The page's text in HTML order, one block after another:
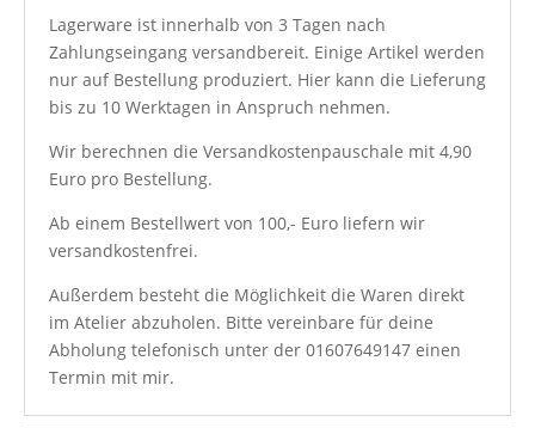
Lagerware ist innerhalb von 3 Tagen nach
Zahlungseingang versandbereit. Einige Artikel werden
nur auf Bestellung produziert. Hier kann die Lieferung
bis zu 10 Werktagen in Anspruch nehmen.
Wir berechnen die Versandkostenpauschale mit 4,90
Euro pro Bestellung.
Ab einem Bestellwert von 100,- Euro liefern wir
versandkostenfrei.
Außerdem besteht die Möglichkeit die Waren direkt
im Atelier abzuholen. Bitte vereinbare für deine
Abholung telefonisch unter der 01607649147 einen
Termin mit mir.